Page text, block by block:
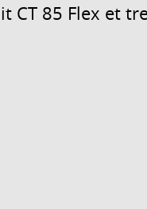
CT 85 Flex et